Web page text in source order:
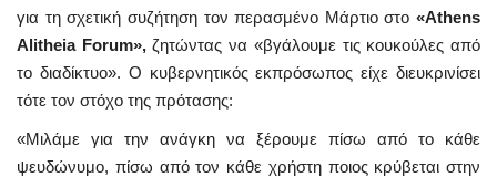
για τη σχετική συζήτηση τον περασμένο Μάρτιο στο «Athens
Alitheia Forum»,ζητώντας να «βγάλουμε τις κουκούλες από
το διαδίκτυο». Ο κυβερνητικός εκπρόσωπος είχε διευκρινίσει
τότε τον στόχο της πρότασης:
«Μιλάμε για την ανάγκη να ξέρουμε πίσω από το κάθε
ψευδώνυμο, πίσω από τον κάθε χρήστη ποιος κρύβεται στην